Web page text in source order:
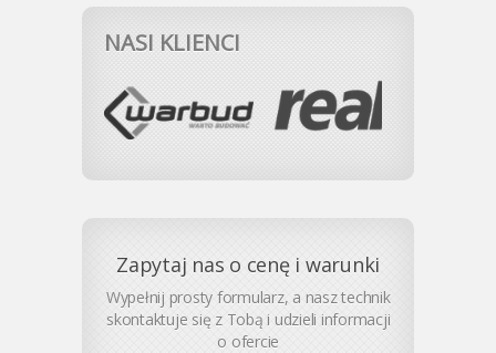
NASI KLIENCI
Zapytaj nas o cenę i warunki
Wypełnij prosty formularz, a nasz technik
skontaktuje się z Tobą i udzieli informacji
o ofercie